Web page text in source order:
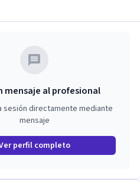
mensaje al profesional
sesión directamente mediante
mensaje
perfil completo